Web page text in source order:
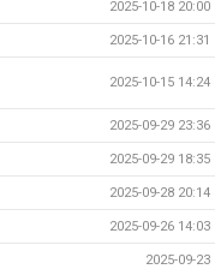
2025-10-18 20:00
2025-10-16 21:31
2025-10-15 14:24
2025-09-29 23:36
2025-09-29 18:35
2025-09-28 20:14
2025-09-26 14:03
2025-09-23